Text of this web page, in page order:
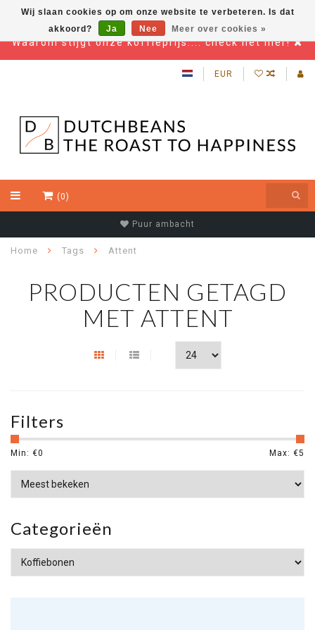
Waarom stijgt onze koffieprijs.... check het hier!
EUR
(0)
Puur ambacht
Home Tags Attent
PRODUCTEN GETAGD
MET ATTENT
Filters
Min: €0 Max: €5
Categorieën
Wij slaan cookies op om onze website te verbeteren. Is dat
akkoord?
Ja Nee Meer over cookies »